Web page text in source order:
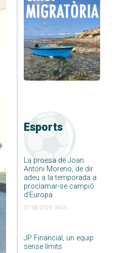
Esports
La proesa de Joan
Antoni Moreno, de dir
adeu a la temporada a
proclamar-se campió
d’Europa
07/08/2026 04:50
JP Financial, un equip
sense límits